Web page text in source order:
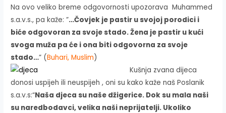
Na ovo veliko breme odgovornosti upozorava Muhammed
s.a.v.s., pa kaže: ”…Čovjek je pastir u svojoj porodici i
biće odgovoran za svoje stado. Žena je pastir u kući
svoga muža pa će i ona biti odgovorna za svoje
stado…” (Buhari, Muslim)
Kušnja zvana dijeca
donosi uspijeh ili neuspijeh , oni su kako kaže naš Poslanik
s.a.v.s:“Naša djeca su naše džigerice. Dok su mala naši
su naredbodavci, velika naši neprijatelji. Ukoliko